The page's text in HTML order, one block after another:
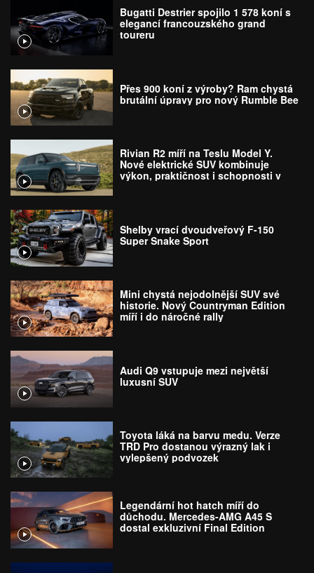
Bugatti Destrier spojilo 1 578 koní s
elegancí francouzského grand
toureru
Přes 900 koní z výroby? Ram chystá
brutální úpravy pro nový Rumble Bee
Rivian R2 míří na Teslu Model Y.
Nové elektrické SUV kombinuje
výkon, praktičnost i schopnosti v
Shelby vrací dvoudveřový F-150
Super Snake Sport
Mini chystá nejodolnější SUV své
historie. Nový Countryman Edition
míří i do náročné rally
Audi Q9 vstupuje mezi největší
luxusní SUV
Toyota láká na barvu medu. Verze
TRD Pro dostanou výrazný lak i
vylepšený podvozek
Legendární hot hatch míří do
důchodu. Mercedes-AMG A45 S
dostal exkluzivní Final Edition